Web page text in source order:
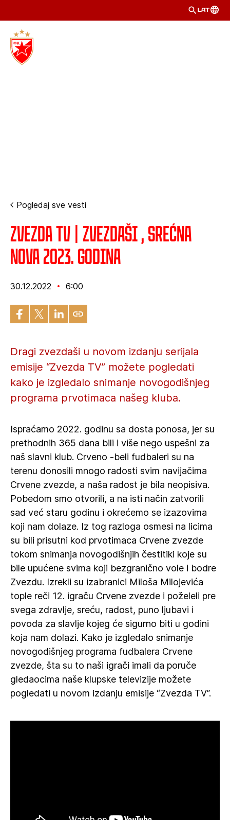
LAT
Pogledaj sve vesti
Zvezda TV | Zvezdaši , srećna
nova 2023. godina
30.12.2022 6:00
Dragi zvezdaši u novom izdanju serijala
emisije “Zvezda TV” možete pogledati
kako je izgledalo snimanje novogodišnjeg
programa prvotimaca našeg kluba.
Ispraćamo 2022. godinu sa dosta ponosa, jer su
prethodnih 365 dana bili i više nego uspešni za
naš slavni klub. Crveno -beli fudbaleri su na
terenu donosili mnogo radosti svim navijačima
Crvene zvezde, a naša radost je bila neopisiva.
Pobedom smo otvorili, a na isti način zatvorili
sad već staru godinu i okrećemo se izazovima
koji nam dolaze. Iz tog razloga osmesi na licima
su bili prisutni kod prvotimaca Crvene zvezde
tokom snimanja novogodišnjih čestitiki koje su
bile upućene svima koji bezgranično vole i bodre
Zvezdu. Izrekli su izabranici Miloša Milojevića
tople reči 12. igraču Crvene zvezde i poželeli pre
svega zdravlje, sreću, radost, puno ljubavi i
povoda za slavlje kojeg će sigurno biti u godini
koja nam dolazi. Kako je izgledalo snimanje
novogodišnjeg programa fudbalera Crvene
zvezde, šta su to naši igrači imali da poruče
gledaocima naše klupske televizije možete
pogledati u novom izdanju emisije “Zvezda TV”.